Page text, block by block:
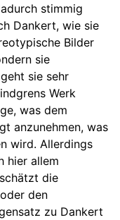
stimmig
Dankert, wie sie
Bilder
sie
sie sehr
Werk
was dem
anzunehmen, was
wird. Allerdings
hier allem
die
den
zu Dankert